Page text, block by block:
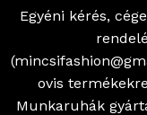
Egyéni kérés,
ovis
Munkaruhák